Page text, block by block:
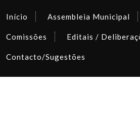
Início Assembleia Municipal
Comissões Editais /
Contacto/Sugestões